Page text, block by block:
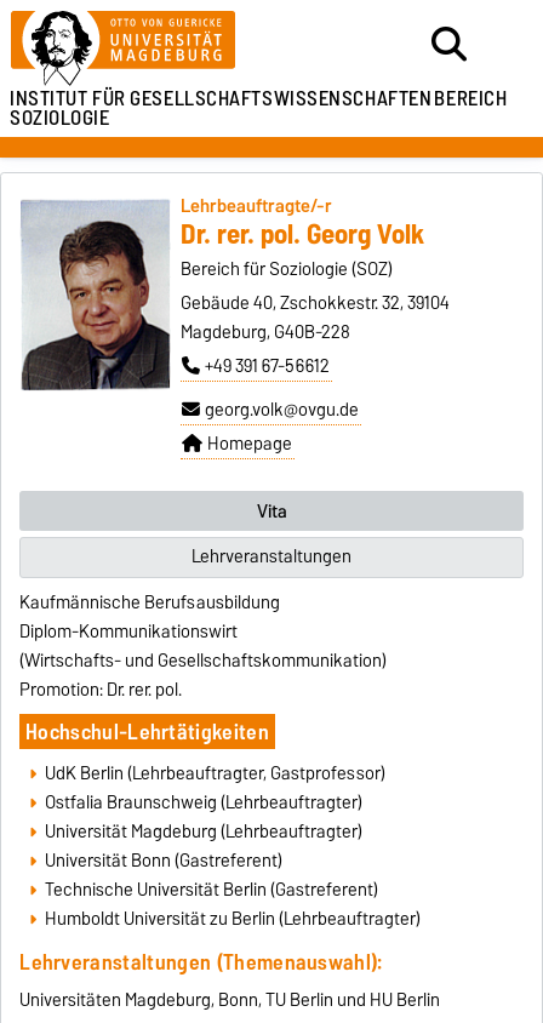
INSTITUT FÜRGESELLSCHAFTSWISSENSCHAFTENBEREICH
SOZIOLOGIE
Lehrbeauftragte/-r
Dr. rer. pol. Georg Volk
Bereich für Soziologie (SOZ)
Gebäude 40, Zschokkestr. 32, 39104
Magdeburg, G40B-228
+49 391 67-56612
georg.volk@ovgu.de
Homepage
Vita
Lehrveranstaltungen
Kaufmännische Berufsausbildung
Diplom-Kommunikationswirt
(Wirtschafts- und Gesellschaftskommunikation)
Promotion: Dr. rer. pol.
Hochschul-Lehrtätigkeiten
UdK Berlin (Lehrbeauftragter, Gastprofessor)
Ostfalia Braunschweig (Lehrbeauftragter)
Universität Magdeburg (Lehrbeauftragter)
Universität Bonn (Gastreferent)
Technische Universität Berlin (Gastreferent)
Humboldt Universität zu Berlin (Lehrbeauftragter)
Lehrveranstaltungen (Themenauswahl):
Universitäten Magdeburg, Bonn, TU Berlin und HU Berlin